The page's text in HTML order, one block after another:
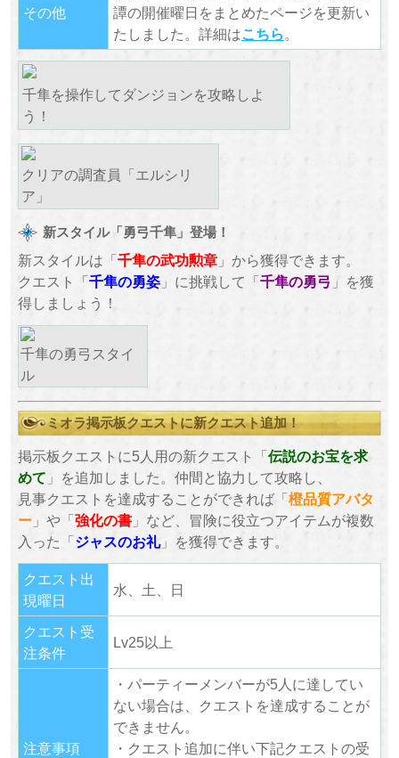
その他
譚の開催曜日をまとめたページを更新い
たしました。詳細はこちら 。
千隼を操作してダンジョンを攻略しよ
う！
クリアの調査員「エルシリ
ア」
新スタイル「勇弓千隼」登場！
新スタイルは「千隼の武功勲章」から獲得できます。
クエスト「千隼の勇姿」に挑戦して「千隼の勇弓 」を獲
得しましょう！
千隼の勇弓スタイ
ル
ミオラ掲示板クエストに新クエスト追加！
掲示板クエストに5人用の新クエスト「伝説のお宝を求
めて 」を追加しました。仲間と協力して攻略し、
見事クエストを達成することができれば「橙品質アバタ
ー」や「強化の書」など、冒険に役立つアイテムが複数
入った「ジャスのお礼」を獲得できます。
クエスト出
現曜日
水、土、日
クエスト受
注条件
Lv25以上
注意事項
・パーティーメンバーが5人に達してい
ない場合は、クエストを達成することが
できません。
・クエスト追加に伴い下記クエストの受